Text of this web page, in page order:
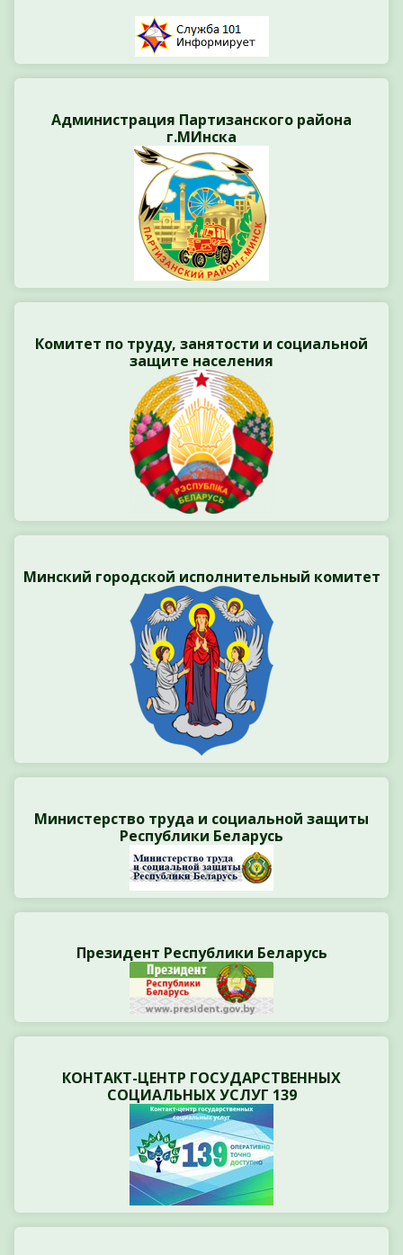
Администрация Партизанского района
г.МИнска
Комитет по труду, занятости и социальной
защите населения
Минский городской исполнительный комитет
Министерство труда и социальной защиты
Республики Беларусь
Президент Республики Беларусь
КОНТАКТ-ЦЕНТР ГОСУДАРСТВЕННЫХ
СОЦИАЛЬНЫХ УСЛУГ 139